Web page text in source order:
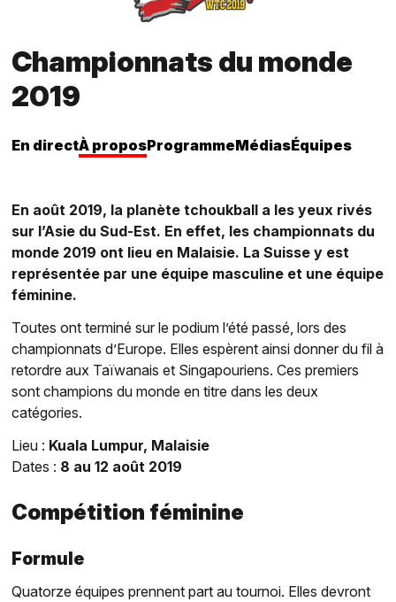
Championnats du monde
2019
En directÀ proposProgrammeMédiasÉquipes
En août 2019, la planète tchoukball a les yeux rivés
sur l’Asie du Sud-Est. En effet, les championnats du
monde 2019 ont lieu en Malaisie. La Suisse y est
représentée par une équipe masculine et une équipe
féminine.
Toutes ont terminé sur le podium l’été passé, lors des
championnats d’Europe. Elles espèrent ainsi donner du fil à
retordre aux Taïwanais et Singapouriens. Ces premiers
sont champions du monde en titre dans les deux
catégories.
Lieu : Kuala Lumpur, Malaisie
Dates : 8 au 12 août 2019
Compétition féminine
Formule
Quatorze équipes prennent part au tournoi. Elles devront